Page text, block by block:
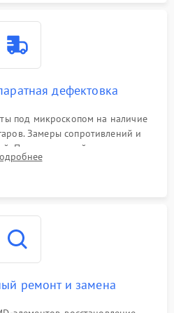
дефектовка
под микроскопом на наличие
Замеры сопротивлений и
Проверка цепей питания,
процессора и видеочипа.
ремонт и замена